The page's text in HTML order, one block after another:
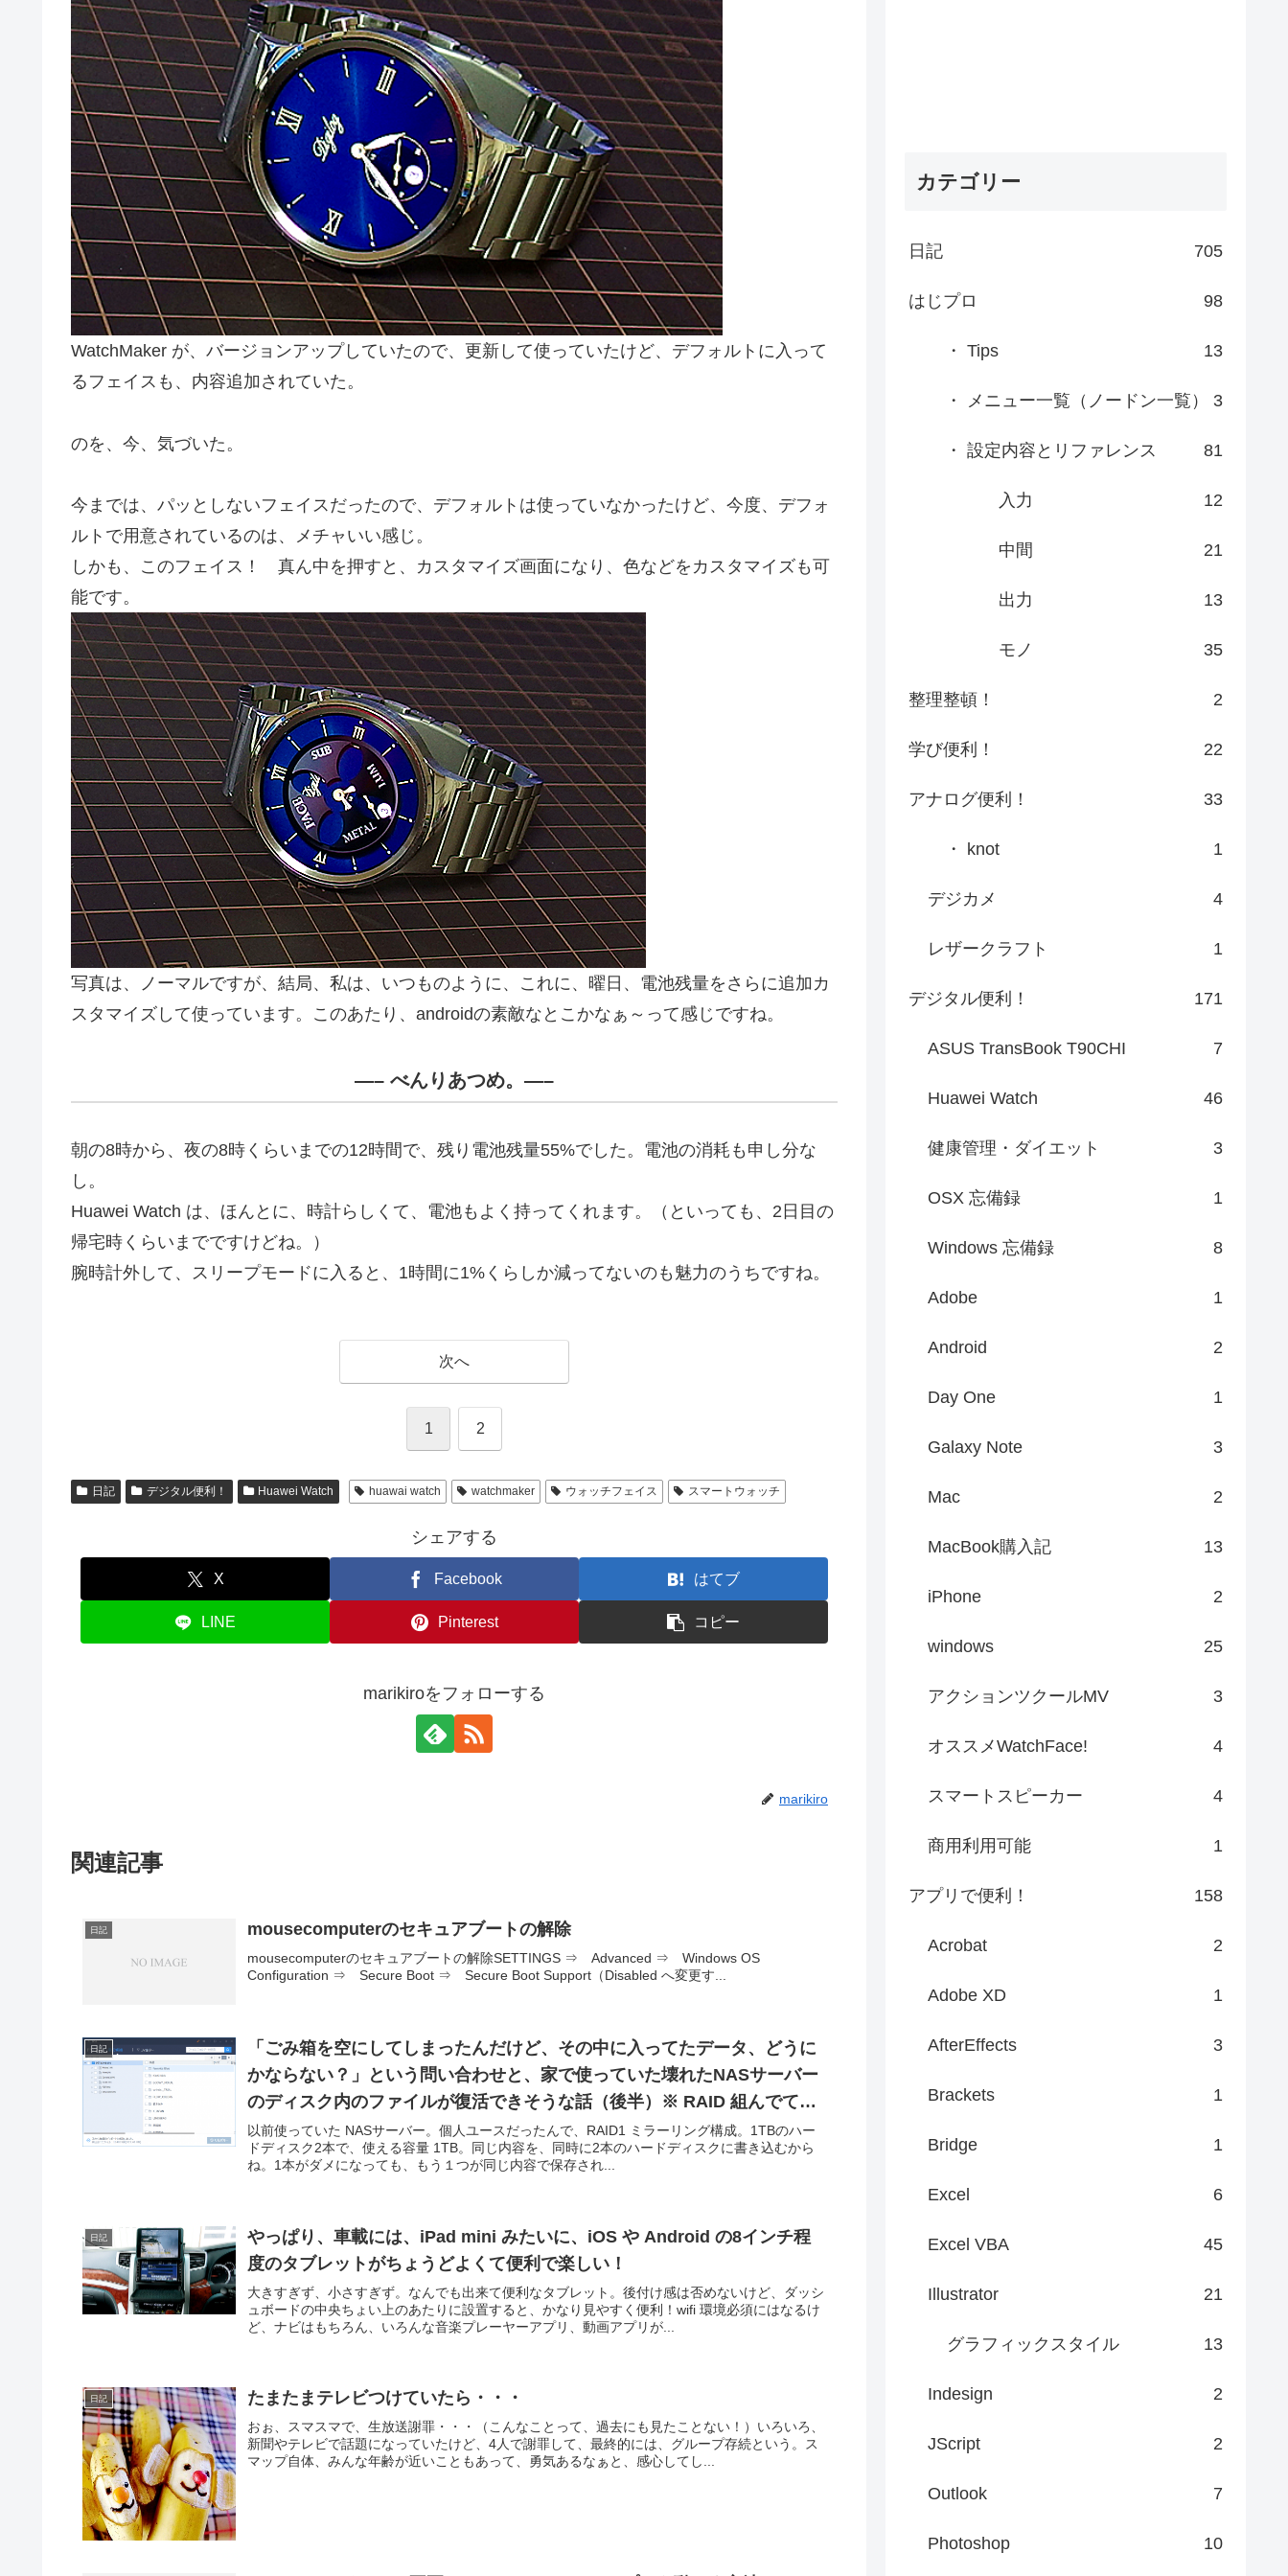
WatchMaker が、バージョンアップしていたので、更新して使っていたけど、デフォルトに入って
るフェイスも、内容追加されていた。
のを、今、気づいた。
今までは、パッとしないフェイスだったので、デフォルトは使っていなかったけど、今度、デフォ
ルトで用意されているのは、メチャいい感じ。
しかも、このフェイス！ 真ん中を押すと、カスタマイズ画面になり、色などをカスタマイズも可
能です。
写真は、ノーマルですが、結局、私は、いつものように、これに、曜日、電池残量をさらに追加カ
スタマイズして使っています。このあたり、androidの素敵なとこかなぁ～って感じですね。
—– べんりあつめ。—–
朝の8時から、夜の8時くらいまでの12時間で、残り電池残量55%でした。電池の消耗も申し分な
し。
Huawei Watch は、ほんとに、時計らしくて、電池もよく持ってくれます。（といっても、2日目の
帰宅時くらいまでですけどね。）
腕時計外して、スリープモードに入ると、1時間に1%くらしか減ってないのも魅力のうちですね。
次へ
1 2
日記 デジタル便利！ Huawei Watch huawai watch watchmaker ウォッチフェイス スマートウォッチ
シェアする
X Facebook はてブ
LINE Pinterest コピー
marikiroをフォローする
marikiro
関連記事
日記 mousecomputerのセキュアブートの解除
mousecomputerのセキュアブートの解除SETTINGS ⇒ Advanced ⇒ Windows OS
Configuration ⇒ Secure Boot ⇒ Secure Boot Support（Disabled へ変更す...
日記
「ごみ箱を空にしてしまったんだけど、その中に入ってたデータ、どうに
かならない？」という問い合わせと、家で使っていた壊れたNASサーバー
のディスク内のファイルが復活できそうな話（後半）※ RAID 組んでて、
1本だけハードディスク取り出して外付けキットでデータ取り出してみた
いなら、「EaseUS Data Recovery Wizard」試してみて！
以前使っていた NASサーバー。個人ユースだったんで、RAID1 ミラーリング構成。1TBのハー
ドディスク2本で、使える容量 1TB。同じ内容を、同時に2本のハードディスクに書き込むから
ね。1本がダメになっても、もう１つが同じ内容で保存され...
日記
やっぱり、車載には、iPad mini みたいに、iOS や Android の8インチ程
度のタブレットがちょうどよくて便利で楽しい！
大きすぎず、小さすぎず。なんでも出来て便利なタブレット。後付け感は否めないけど、ダッシ
ュボードの中央ちょい上のあたりに設置すると、かなり見やすく便利！wifi 環境必須にはなるけ
ど、ナビはもちろん、いろんな音楽プレーヤーアプリ、動画アプリが...
日記 たまたまテレビつけていたら・・・
おぉ、スマスマで、生放送謝罪・・・（こんなことって、過去にも見たことない！）いろいろ、
新聞やテレビで話題になっていたけど、4人で謝罪して、最終的には、グループ存続という。ス
マップ自体、みんな年齢が近いこともあって、勇気あるなぁと、感心してし...
カテゴリー
日記 705
はじプロ 98
・ Tips 13
・ メニュー一覧（ノードン一覧） 3
・ 設定内容とリファレンス 81
入力 12
中間 21
出力 13
モノ 35
整理整頓！ 2
学び便利！ 22
アナログ便利！ 33
・ knot 1
デジカメ 4
レザークラフト 1
デジタル便利！ 171
ASUS TransBook T90CHI 7
Huawei Watch 46
健康管理・ダイエット 3
OSX 忘備録 1
Windows 忘備録 8
Adobe 1
Android 2
Day One 1
Galaxy Note 3
Mac 2
MacBook購入記 13
iPhone 2
windows 25
アクションツクールMV 3
オススメWatchFace! 4
スマートスピーカー 4
商用利用可能 1
アプリで便利！ 158
Acrobat 2
Adobe XD 1
AfterEffects 3
Brackets 1
Bridge 1
Excel 6
Excel VBA 45
Illustrator 21
グラフィックスタイル 13
Indesign 2
JScript 2
Outlook 7
Photoshop 10